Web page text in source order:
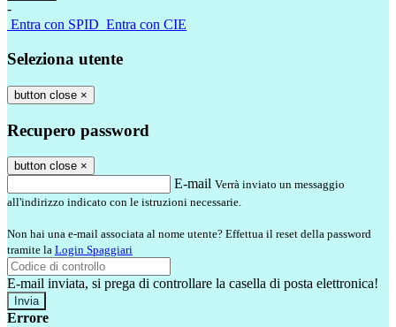
-
Entra con SPID Entra con CIE
Seleziona utente
button close ×
Recupero password
button close ×
E-mail Verrà inviato un messaggio
all'indirizzo indicato con le istruzioni necessarie.
Non hai una e-mail associata al nome utente? Effettua il reset della password
tramite la Login Spaggiari
E-mail inviata, si prega di controllare la casella di posta elettronica!
Errore